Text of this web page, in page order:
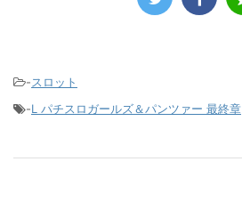
-スロット
-L パチスロガールズ＆パンツァー 最終章